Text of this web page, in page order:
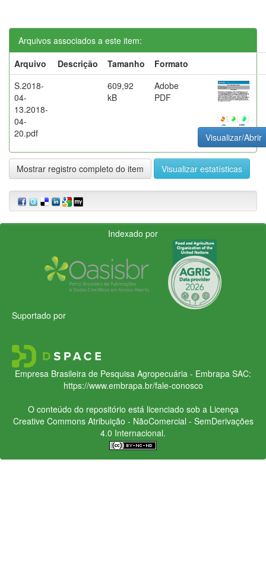
Arquivos associados a este item:
Arquivo
Descrição Tamanho
Formato
S.2018-
04-
13.2018-
04-
20.pdf
609,92
kB
Adobe
PDF
Visualizar/Abrir
Mostrar registro completo do item Visualizar estatísticas
Indexado por
Suportado por
Empresa Brasileira de Pesquisa Agropecuária - Embrapa SAC:
https://www.embrapa.br/fale-conosco
O conteúdo do repositório está licenciado sob a Licença
Creative CommonsAtribuição - NãoComercial - SemDerivações
4.0 Internacional.